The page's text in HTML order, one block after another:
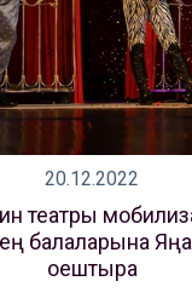
20.12.2022
театры
балаларына
оештыра